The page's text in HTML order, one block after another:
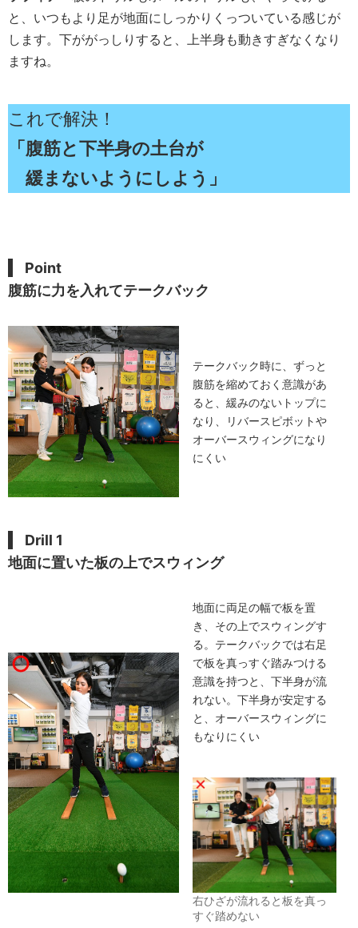
と、いつもより足が地面にしっかりくっついている感じが
します。下ががっしりすると、上半身も動きすぎなくなり
ますね。
これで解決！
「腹筋と下半身の土台が
緩まないようにしよう」
Point
腹筋に力を入れてテークバック
テークバック時に、ずっと
腹筋を縮めておく意識があ
ると、緩みのないトップに
なり、リバースピボットや
オーバースウィングになり
にくい
Drill 1
地面に置いた板の上でスウィング
地面に両足の幅で板を置
き、その上でスウィングす
る。テークバックでは右足
で板を真っすぐ踏みつける
意識を持つと、下半身が流
れない。下半身が安定する
と、オーバースウィングに
もなりにくい
右ひざが流れると板を真っ
すぐ踏めない